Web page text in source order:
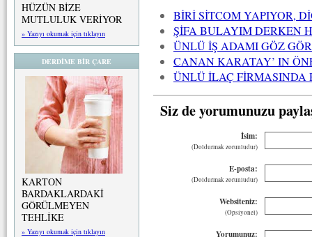
HÜZÜN BİZE
MUTLULUK VERİYOR
» Yazıyı okumak için tıklayın
DERDİME BİR ÇARE
KARTON
BARDAKLARDAKİ
GÖRÜLMEYEN
TEHLİKE
» Yazıyı okumak için tıklayın
BİRİ SİTCOM YAPIYOR,
ŞİFA BULAYIM DERKEN
ÜNLÜ İŞ ADAMI GÖZ
CANAN KARATAY’ IN
ÜNLÜ İLAÇ FİRMASINDA
Siz de yorumunuzu
İsim:
(Doldurmak zorunludur)
E-posta:
(Doldurmak zorunludur)
Websiteniz:
(Opsiyonel)
Yorumunuz: